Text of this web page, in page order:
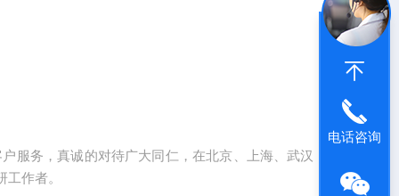
服务，真诚的对待广大同仁，在北京、上海、武汉，
作者。
电话咨询